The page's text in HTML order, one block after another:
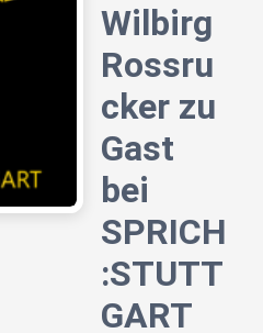
Wilbirg
Rossru
cker zu
Gast
bei
SPRICH
:STUTT
GART